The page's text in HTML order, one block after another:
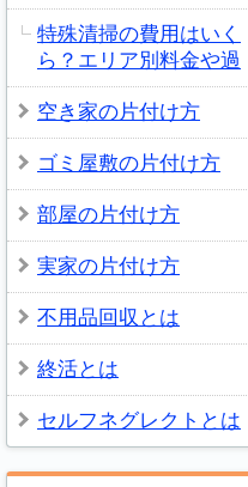
特殊清掃の費用はいく
ら？エリア別料金や過
空き家の片付け方
ゴミ屋敷の片付け方
部屋の片付け方
実家の片付け方
不用品回収とは
終活とは
セルフネグレクトとは